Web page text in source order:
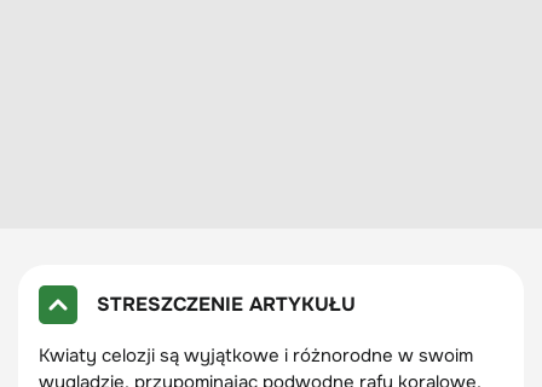
STRESZCZENIE ARTYKUŁU
Kwiaty celozji są wyjątkowe i różnorodne w swoim
wyglądzie, przypominając podwodne rafy koralowe,